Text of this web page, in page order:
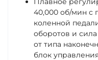
40,000 об/мин
коленной
оборотов и
от типа
блок